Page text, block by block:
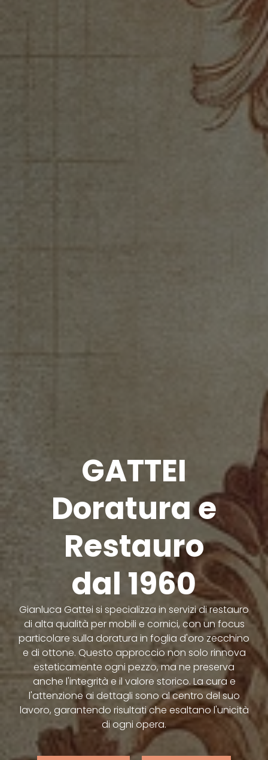
GATTEI
Doratura e
Restauro
dal 1960
Gianluca Gattei si specializza in servizi di restauro
di alta qualità per mobili e cornici, con un focus
particolare sulla doratura in foglia d'oro zecchino
e di ottone. Questo approccio non solo rinnova
esteticamente ogni pezzo, ma ne preserva
anche l'integrità e il valore storico. La cura e
l'attenzione ai dettagli sono al centro del suo
lavoro, garantendo risultati che esaltano l'unicità
di ogni opera.